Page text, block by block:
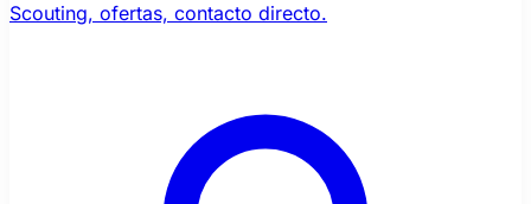
Scouting, ofertas, contacto directo.